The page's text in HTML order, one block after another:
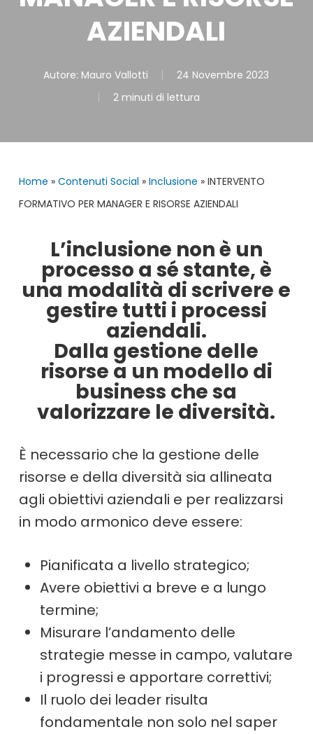
AZIENDALI
Autore: Mauro Vallotti
24 Novembre 2023
2 minuti di lettura
Home » Contenuti Social » Inclusione » INTERVENTO
FORMATIVO PER MANAGER E RISORSE AZIENDALI
L’inclusione non è un
processo a sé stante, è
una modalità di scrivere e
gestire tutti i processi
aziendali.
Dalla gestione delle
risorse a un modello di
business che sa
valorizzare le diversità.
È necessario che la gestione delle
risorse e della diversità sia allineata
agli obiettivi aziendali e per realizzarsi
in modo armonico deve essere:
Pianificata a livello strategico;
Avere obiettivi a breve e a lungo
termine;
Misurare l’andamento delle
strategie messe in campo, valutare
i progressi e apportare correttivi;
Il ruolo dei leader risulta
fondamentale non solo nel saper